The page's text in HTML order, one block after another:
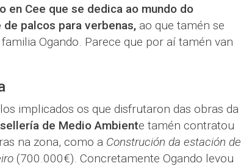
en Cee que se dedica ao mundo do
palcos para verbenas,ao que tamén se
Ogando. Parece que por aí tamén van
implicados os que disfrutaron das obras da
de Medio Ambiente tamén contratou
na zona, como a Construción da estación de
(700.000€). Concretamente Ogando levou